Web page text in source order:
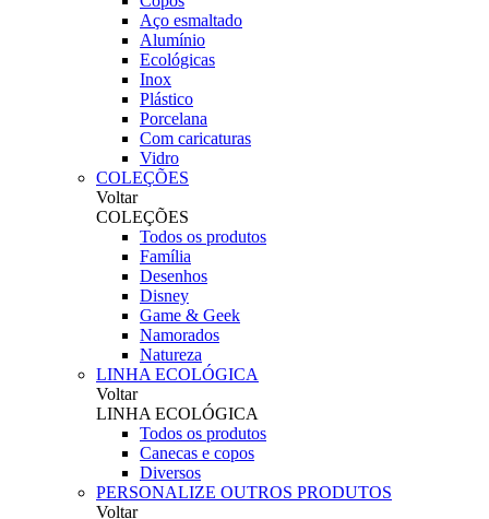
Aço esmaltado
Alumínio
Ecológicas
Inox
Plástico
Porcelana
Com caricaturas
Vidro
COLEÇÕES
Voltar
COLEÇÕES
Todos os produtos
Família
Desenhos
Disney
Game & Geek
Namorados
Natureza
LINHA ECOLÓGICA
Voltar
LINHA ECOLÓGICA
Todos os produtos
Canecas e copos
Diversos
PERSONALIZE OUTROS PRODUTOS
Voltar